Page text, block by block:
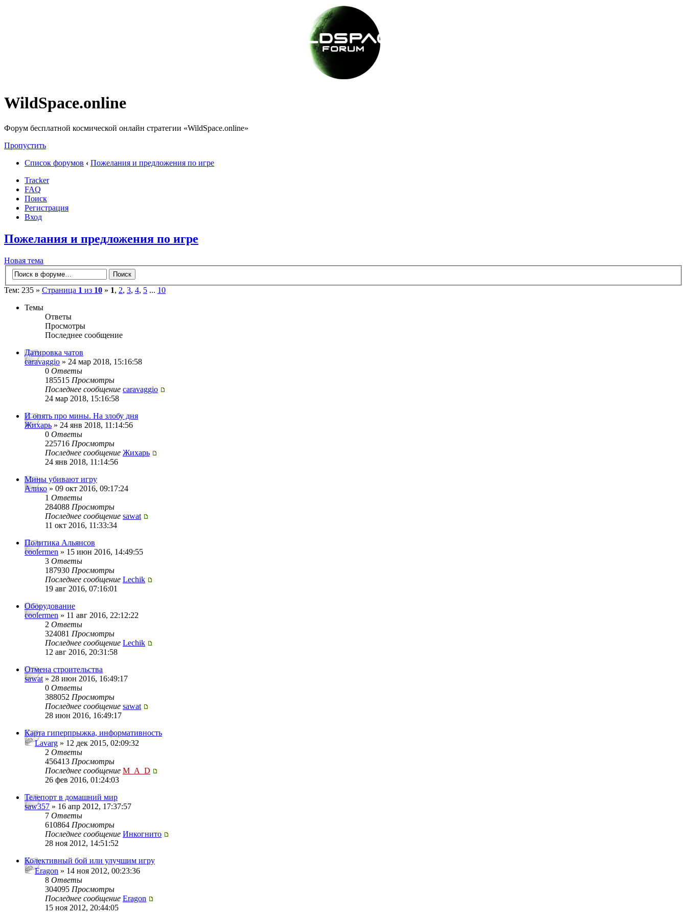
WildSpace.online
Форум бесплатной космической онлайн стратегии «WildSpace.online»
Пропустить
Список форумов ‹ Пожелания и предложения по игре
Tracker
FAQ
Поиск
Регистрация
Вход
Пожелания и предложения по игре
Новая тема
Тем: 235 » Страница 1 из 10 » 1, 2, 3, 4, 5 ... 10
Темы
Ответы
Просмотры
Последнее сообщение
Датировка чатов
caravaggio » 24 мар 2018, 15:16:58
0 Ответы
185515 Просмотры
Последнее сообщение caravaggio
24 мар 2018, 15:16:58
И опять про мины. На злобу дня
Жихарь » 24 янв 2018, 11:14:56
0 Ответы
225716 Просмотры
Последнее сообщение Жихарь
24 янв 2018, 11:14:56
Мины убивают игру
Алико » 09 окт 2016, 09:17:24
1 Ответы
284088 Просмотры
Последнее сообщение sawat
11 окт 2016, 11:33:34
Политика Альянсов
coolermen » 15 июн 2016, 14:49:55
3 Ответы
187930 Просмотры
Последнее сообщение Lechik
19 авг 2016, 07:16:01
Оборудование
coolermen » 11 авг 2016, 22:12:22
2 Ответы
324081 Просмотры
Последнее сообщение Lechik
12 авг 2016, 20:31:58
Отмена строительства
sawat » 28 июн 2016, 16:49:17
0 Ответы
388052 Просмотры
Последнее сообщение sawat
28 июн 2016, 16:49:17
Карта гиперпрыжка, информативность
Lavarg » 12 дек 2015, 02:09:32
2 Ответы
456413 Просмотры
Последнее сообщение M_A_D
26 фев 2016, 01:24:03
Телепорт в домашний мир
saw357 » 16 апр 2012, 17:37:57
7 Ответы
610864 Просмотры
Последнее сообщение Инкогнито
28 ноя 2012, 14:51:52
Колективный бой или улучшим игру
Eragon » 14 ноя 2012, 00:23:36
8 Ответы
304095 Просмотры
Последнее сообщение Eragon
15 ноя 2012, 20:44:05